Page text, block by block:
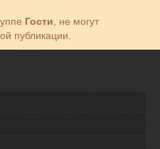
Гости , не могут
публикации.